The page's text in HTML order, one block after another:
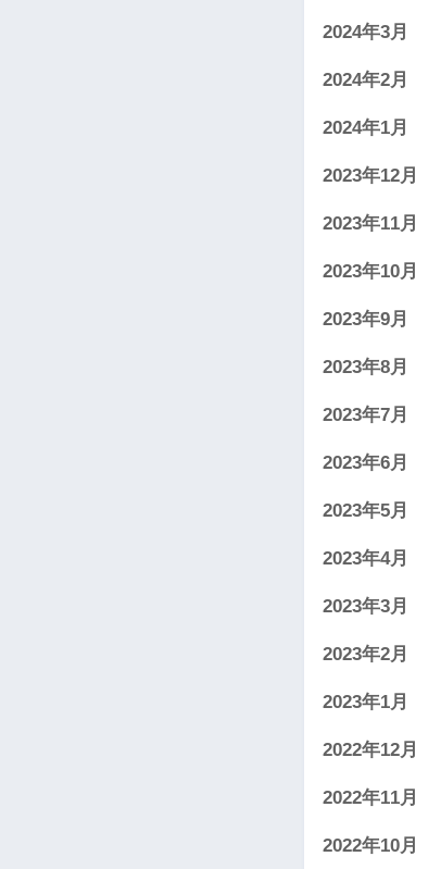
2024年3月
2024年2月
2024年1月
2023年12月
2023年11月
2023年10月
2023年9月
2023年8月
2023年7月
2023年6月
2023年5月
2023年4月
2023年3月
2023年2月
2023年1月
2022年12月
2022年11月
2022年10月